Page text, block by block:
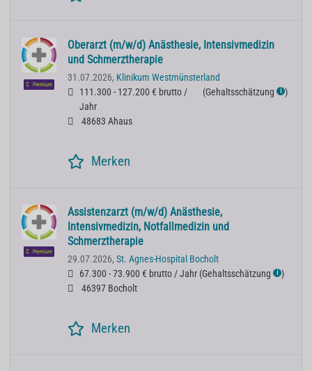
Premium
Oberarzt (m/w/d) Anästhesie, Intensivmedizin
und Schmerztherapie
31.07.2026, Klinikum Westmünsterland
111.300 - 127.200 € brutto /
Jahr
(Gehaltsschätzung ℹ )
48683 Ahaus
Merken
Premium
Assistenzarzt (m/w/d) Anästhesie,
Intensivmedizin, Notfallmedizin und
Schmerztherapie
29.07.2026, St. Agnes-Hospital Bocholt
67.300 - 73.900 € brutto / Jahr (Gehaltsschätzung ℹ )
46397 Bocholt
Merken